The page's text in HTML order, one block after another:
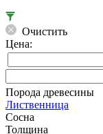
Очистить
Цена:
Порода древесины
Лиственница
Сосна
Толщина